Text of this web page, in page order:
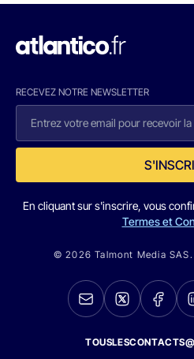
RECEVEZ NOTRE NEWSLETTER
En cliquant sur s'inscrire, vous
Termes et
© 2026 Talmont Media